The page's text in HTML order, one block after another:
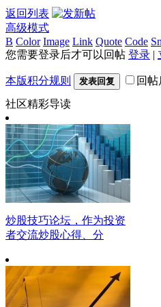
返回列表
高级模式
B Color Image Link Quote Code
您需要登录后才可以回帖 登录 |
本版积分规则 发表回复
回
社区精彩导读
炒股技巧论坛，作为投资
者交流炒股心得、分